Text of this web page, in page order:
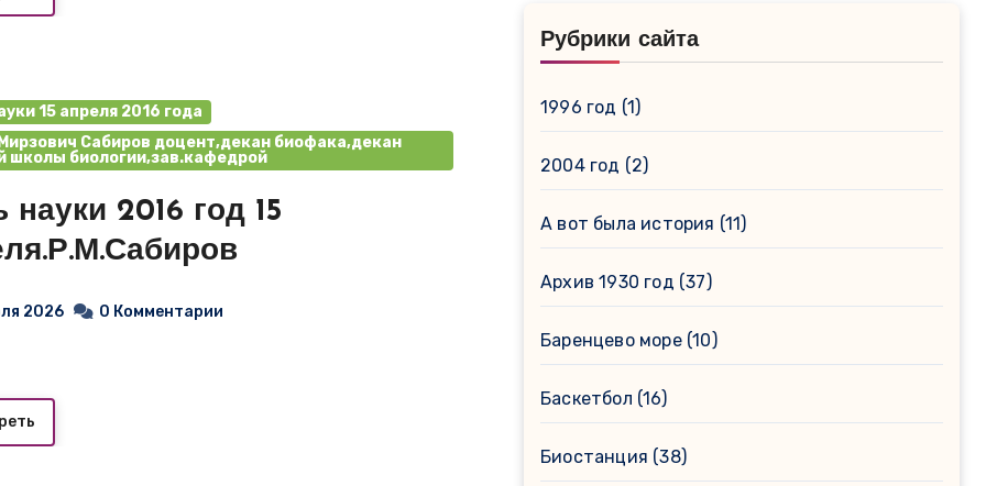
15 апреля 2016 года
Сабиров доцент,декан биофака,декан
школы биологии,зав.кафедрой
науки 2016 год 15
2026 0 Комментарии
Рубрики сайта
1996 год (1)
2004 год (2)
А вот была история (11)
Архив 1930 год (37)
Баренцево море(10)
Баскетбол (16)
Биостанция (38)